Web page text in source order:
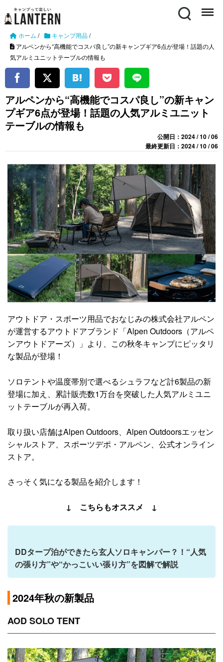
Search Menu
ホーム / キャンプ用品/
アルペンから“高機能でコスパ良し”の新キャンプギア6点が登場！話題の人
気アルミユニットテーブルの情報も
アルペンから“高機能でコスパ良し”の新キャン
プギア6点が登場！話題の人気アルミユニット
テーブルの情報も
公開日：2024 / 10 / 06
最終更新日：2024 / 10 / 06
アウトドア・スポーツ用品でおなじみの株式会社アルペン
が運営するアウトドアブランド「Alpen Outdoors（アルペ
ンアウトドアーズ）」より、この秋冬キャンプにピッタリ
な製品が登場！
ソロテントや温度帯別で選べるシュラフなど計6製品の新
登場に加え、累計販売数1万台を突破した人気アルミユニ
ットテーブルが再入荷。
取り扱い店舗はAlpen Outdoors、Alpen Outdoorsエッセン
シャルストア、スポーツデポ・アルペン、公式オンライン
ストア。
さっそく気になる製品を紹介します！
↓ こちらもオススメ ↓
DDタープ泊ができたら玄人ソロキャンパー？！“人気
の張り方”や“かっこいい張り方”を図解で解説
2024年秋の新製品
AOD SOLO TENT